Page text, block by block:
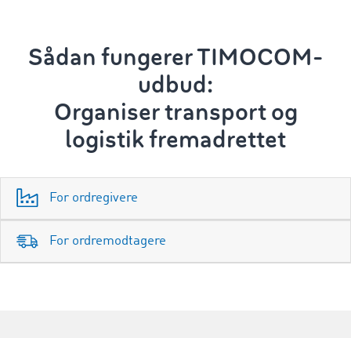
Sådan fungerer TIMOCOM-
udbud:
Organiser transport og
logistikfremadrettet
For ordregivere
For ordremodtagere